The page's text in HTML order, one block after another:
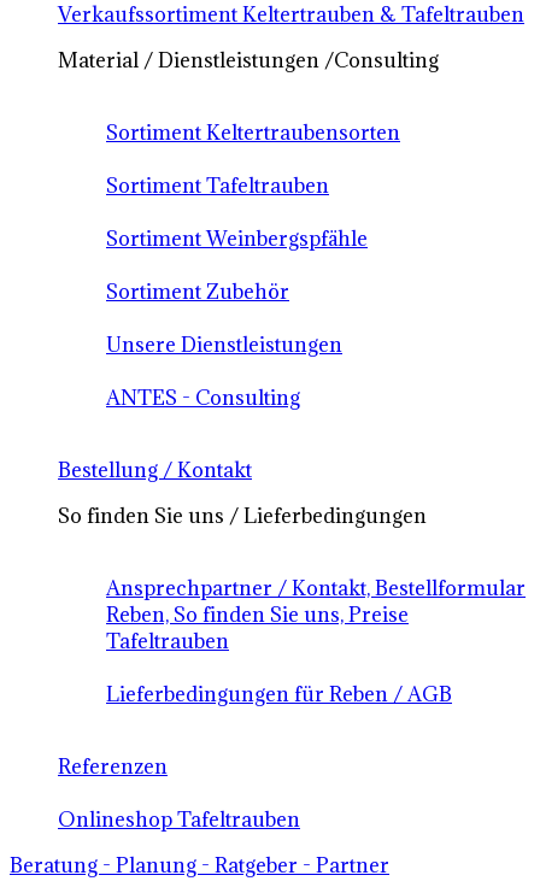
Verkaufssortiment Keltertrauben & Tafeltrauben
Material / Dienstleistungen /Consulting
Sortiment Keltertraubensorten
Sortiment Tafeltrauben
Sortiment Weinbergspfähle
Sortiment Zubehör
Unsere Dienstleistungen
ANTES - Consulting
Bestellung / Kontakt
So finden Sie uns / Lieferbedingungen
Ansprechpartner / Kontakt, Bestellformular
Reben, So finden Sie uns, Preise
Tafeltrauben
Lieferbedingungen für Reben / AGB
Referenzen
Onlineshop Tafeltrauben
Beratung - Planung - Ratgeber - Partner